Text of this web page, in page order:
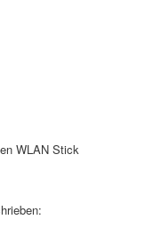
WLAN Stick